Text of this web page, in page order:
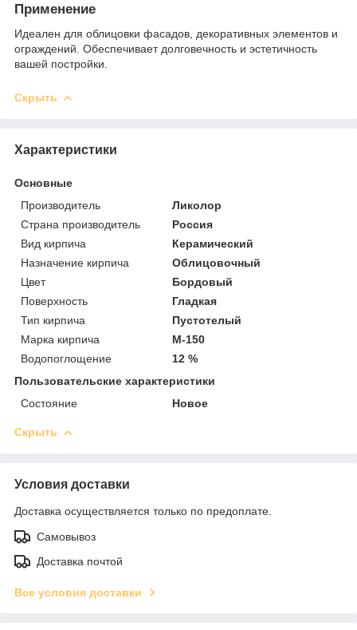
Применение
Идеален для облицовки фасадов, декоративных элементов и
ограждений. Обеспечивает долговечность и эстетичность
вашей постройки.
Скрыть
Характеристики
Основные
Производитель
Ликолор
Страна производитель
Россия
Вид кирпича
Керамический
Назначение кирпича
Облицовочный
Цвет
Бордовый
Поверхность
Гладкая
Тип кирпича
Пустотелый
Марка кирпича
М-150
Водопоглощение
12 %
Пользовательские характеристики
Состояние
Новое
Скрыть
Условия доставки
Доставка осуществляется только по предоплате.
Самовывоз
Доставка почтой
Все условия доставки